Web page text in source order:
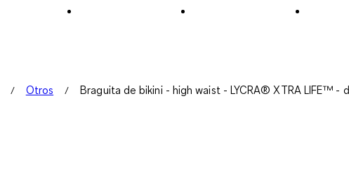
Otros Braguita de bikini - high waist - LYCRA® XTRA LIFE™ -